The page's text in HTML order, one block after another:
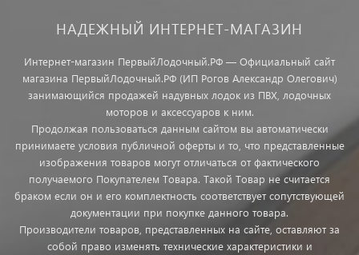
НАДЕЖНЫЙ ИНТЕРНЕТ-МАГАЗИН
Интернет-магазин ПервыйЛодочный.РФ — Официальный сайт
магазина ПервыйЛодочный.РФ (ИП Рогов Александр Олегович)
занимающийся продажей надувных лодок из ПВХ, лодочных
моторов и аксессуаров к ним.
Продолжая пользоваться данным сайтом вы автоматически
принимаете условия публичной оферты и то, что представленные
изображения товаров могут отличаться от фактического
получаемого Покупателем Товара. Такой Товар не считается
браком если он и его комплектность соответствует сопутствующей
документации при покупке данного товара.
Производители товаров, представленных на сайте, оставляют за
собой право изменять технические характеристики и